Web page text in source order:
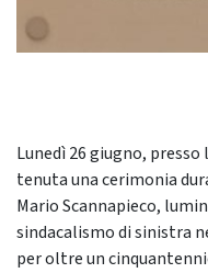
Lunedì 26 giugno,
tenuta una cerimonia
Mario Scannapieco,
sindacalismo di sinistra
per oltre un